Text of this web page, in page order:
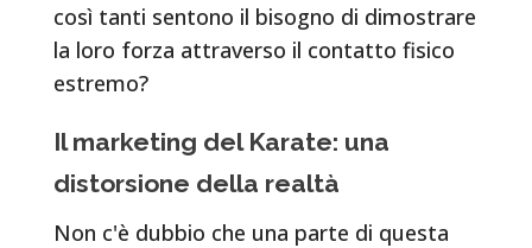
così tanti sentono il bisogno di dimostrare
la loro forza attraverso il contatto fisico
estremo?
Il marketing del Karate: una
distorsione della realtà
Non c'è dubbio che una parte di questa